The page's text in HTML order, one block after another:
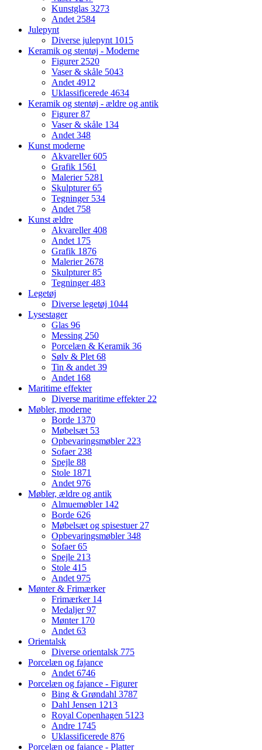
Kunstglas 3273
Andet2584
Julepynt
Diverse julepynt 1015
Keramik og stentøj - Moderne
Figurer2520
Vaser & skåle 5043
Andet4912
Uklassificerede 4634
Keramik og stentøj - ældre og antik
Figurer87
Vaser & skåle 134
Andet348
Kunst moderne
Akvareller605
Grafik 1561
Malerier 5281
Skulpturer65
Tegninger 534
Andet 758
Kunst ældre
Akvareller408
Andet 175
Grafik 1876
Malerier2678
Skulpturer85
Tegninger483
Legetøj
Diverse legetøj 1044
Lysestager
Glas 96
Messing 250
Porcelæn & Keramik 36
Sølv & Plet68
Tin & andet39
Andet 168
Maritime effekter
Diverse maritime effekter22
Møbler, moderne
Borde 1370
Møbelsæt 53
Opbevaringsmøbler223
Sofaer238
Spejle 88
Stole 1871
Andet976
Møbler, ældre og antik
Almuemøbler 142
Borde 626
Møbelsæt og spisestuer27
Opbevaringsmøbler348
Sofaer65
Spejle 213
Stole 415
Andet975
Mønter & Frimærker
Frimærker 14
Medaljer97
Mønter 170
Andet63
Orientalsk
Diverse orientalsk 775
Porcelæn og fajance
Andet6746
Porcelæn og fajance - Figurer
Bing & Grøndahl 3787
Dahl Jensen 1213
Royal Copenhagen 5123
Andre 1745
Uklassificerede 876
Porcelæn og fajance - Platter